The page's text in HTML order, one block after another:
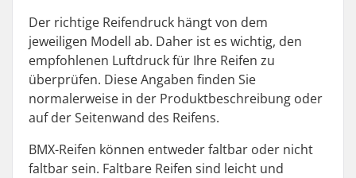
Der richtige Reifendruck hängt von dem
jeweiligen Modell ab. Daher ist es wichtig, den
empfohlenen Luftdruck für Ihre Reifen zu
überprüfen. Diese Angaben finden Sie
normalerweise in der Produktbeschreibung oder
auf der Seitenwand des Reifens.
BMX-Reifen können entweder faltbar oder nicht
faltbar sein. Faltbare Reifen sind leicht und